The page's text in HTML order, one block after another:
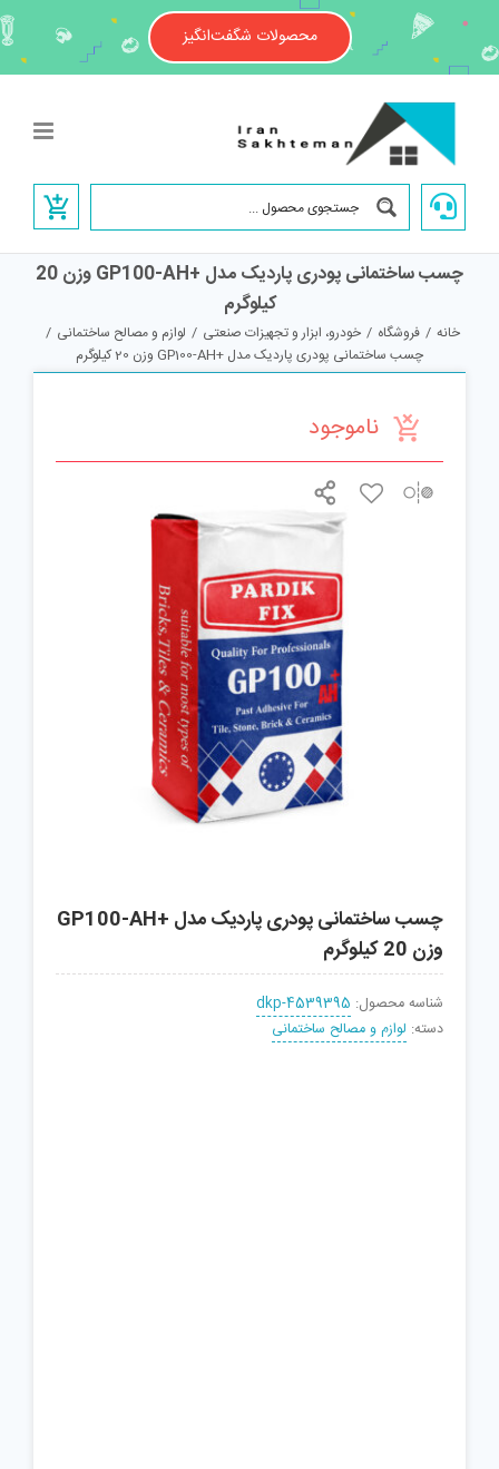
content
محصولات شگفت‌انگیز
چسب ساختمانی پودری پاردیک مدل +GP100-AH وزن 20
کیلوگرم
خانه / فروشگاه / خودرو، ابزار و تجهیزات صنعتی / لوازم و مصالح ساختمانی /
چسب ساختمانی پودری پاردیک مدل +GP100-AH وزن 20 کیلوگرم
ناموجود
چسب ساختمانی پودری پاردیک مدل +GP100-AH
وزن 20 کیلوگرم
شناسه محصول: dkp-4539395
دسته: لوازم و مصالح ساختمانی